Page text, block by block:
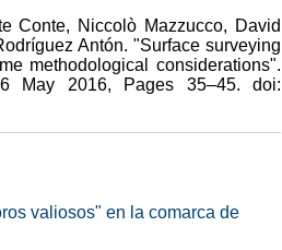
Conte, Niccolò Mazzucco, David
Antón. "Surface surveying
methodological considerations".
May 2016, Pages 35–45. doi:
valiosos" en la comarca de